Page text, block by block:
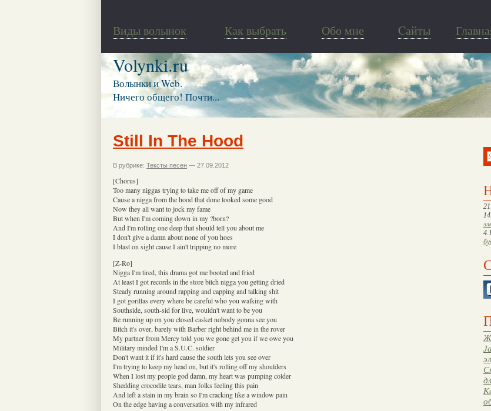
Виды волынок Как выбрать Обо мне Cайты
Volynki.ru
Волынки и Web.
Ничего общего! Почти...
Still In The Hood
В рубрике: Тексты песен — 27.09.2012
[Chorus]
Too many niggas trying to take me off of my game
Cause a nigga from the hood that done looked some good
Now they all want to jock my fame
But when I'm coming down in my ?born?
And I'm rolling one deep that should tell you about me
I don't give a damn about none of you hoes
I blast on sight cause I ain't tripping no more
[Z-Ro]
Nigga I'm tired, this drama got me booted and fried
At least I got records in the store bitch nigga you getting dried
Steady running around rapping and capping and talking shit
I got gorillas every where be careful who you walking with
Southside, south-sid for live, wouldn't want to be you
Be running up on you closed casket nobody gonna see you
Bitch it's over, barely with Barber right behind me in the rover
My partner from Mercy told you we gone get you if we owe you
Military minded I'm a S.U.C. soldier
Don't want it if it's hard cause the south lets you see over
I'm trying to keep my head on, but it's rolling off my shoulders
When I lost my people god damn, my heart was pumping colder
Shedding crocodile tears, man folks feeling this pain
And left a stain in my brain so I'm cracking like a window pain
On the edge having a conversation with my infrared